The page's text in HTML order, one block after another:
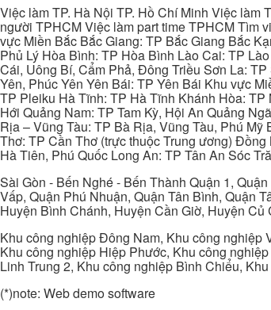
Việc làm TP. Hà Nội TP. Hồ Chí Minh Việc làm
người TPHCM Việc làm part time TPHCM Tìm
vực Miền Bắc Bắc Giang: TP Bắc Giang Bắc
Phủ Lý Hòa Bình: TP Hòa Bình Lào Cai: TP
Cái, Uông Bí, Cẩm Phả, Đông Triều Sơn La:
Yên, Phúc Yên Yên Bái: TP Yên Bái Khu vực
TP Pleiku Hà Tĩnh: TP Hà Tĩnh Khánh Hòa:
Hới Quảng Nam: TP Tam Kỳ, Hội An Quảng
Rịa – Vũng Tàu: TP Bà Rịa, Vũng Tàu, Phú
Thơ: TP Cần Thơ (trực thuộc Trung ương)
Hà Tiên, Phú Quốc Long An: TP Tân An Sóc
Sài Gòn - Bến Nghé - Bến Thành Quận 1,
Vấp, Quận Phú Nhuận, Quận Tân Bình, Quận
Huyện Bình Chánh, Huyện Cần Giờ, Huyện
Khu công nghiệp Đông Nam, Khu công nghiệp
Khu công nghiệp Hiệp Phước, Khu công
Linh Trung 2, Khu công nghiệp Bình Chiểu,
(*)note: Web demo software